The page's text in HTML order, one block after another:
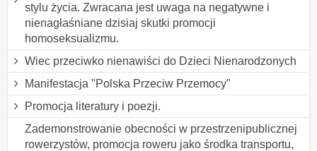
stylu życia. Zwracana jest uwaga na negatywne i
nienagłaśniane dzisiaj skutki promocji
homoseksualizmu.
Wiec przeciwko nienawiści do Dzieci Nienarodzonych
Manifestacja "Polska Przeciw Przemocy"
Promocja literatury i poezji.
Zademonstrowanie obecności w przestrzenipublicznej
rowerzystów, promocja roweru jako środka transportu,